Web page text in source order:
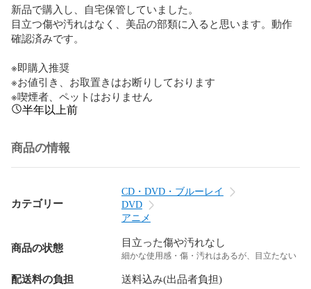
新品で購入し、自宅保管していました。
目立つ傷や汚れはなく、美品の部類に入ると思います。動作
確認済みです。
※即購入推奨
※お値引き、お取置きはお断りしております
※喫煙者、ペットはおりません
半年以上前
商品の情報
カテゴリー
CD・DVD・ブルーレイ
DVD
アニメ
商品の状態 目立った傷や汚れなし
細かな使用感・傷・汚れはあるが、目立たない
配送料の負担 送料込み(出品者負担)